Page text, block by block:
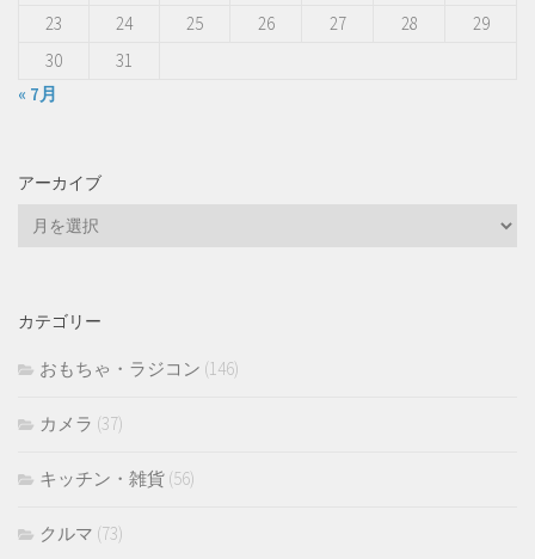
23
24 25 26 27 28
29
30
31
« 7月
アーカイブ
ブ
カテゴリー
おもちゃ・ラジコン (146)
カメラ (37)
キッチン・雑貨 (56)
クルマ (73)